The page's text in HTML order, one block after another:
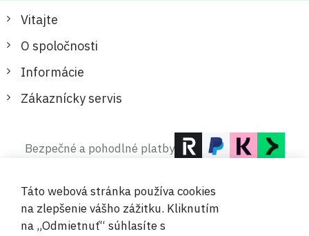
Vitajte
O spoločnosti
Informácie
Zákaznícky servis
Bezpečné a pohodlné platby
Táto webová stránka používa cookies
na zlepšenie vášho zážitku. Kliknutím
na „Odmietnuť“ súhlasíte s